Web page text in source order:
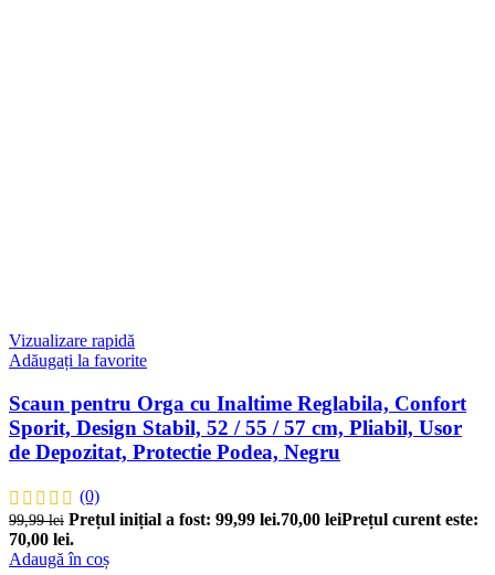
Vizualizare rapidă
Adăugați la favorite
Scaun pentru Orga cu Inaltime Reglabila, Confort
Sporit, Design Stabil, 52 / 55 / 57 cm, Pliabil, Usor
de Depozitat, Protectie Podea, Negru
(0)
99,99lei Prețul inițial a fost: 99,99 lei.70,00 leiPrețul curent este:
70,00 lei.
Adaugă în coș